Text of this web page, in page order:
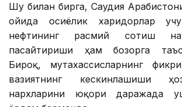
Шу билан бирга, Саудия
ойида осиёлик харидорлар
нефтининг расмий сотиш
пасайтириши ҳам бозорга
Бироқ, мутахассисларнинг
вазиятнинг кескинлашиши
нархларини юқори даражада